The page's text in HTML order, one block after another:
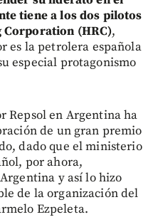
tiene a los dos pilotos
Corporation (HRC),
es la petrolera española
especial protagonismo
Repsol en Argentina ha
de un gran premio
dado que el ministerio
por ahora,
y así lo hizo
de la organización del
Ezpeleta.